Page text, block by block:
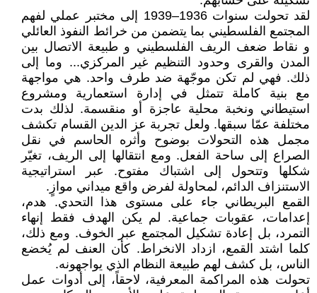
لقد تحولت سنوات 1936–1939 إلى مختبر عملي لفهم
المجتمع الفلسطيني بما يتضمن من خرائط النفوذ العائلي
و نقاط ضعف الريف الفلسطيني و طبيعة الاتصال بين
المدن والقرى وحدود التنظيم غير المركزي... وما إلى
ذلك. فهي لم تكن موجّهة ضد طرف واحد. هي مواجهة
مع بنية كاملة تتمثل في إدارة استعمارية ومشروع
استيطاني ونخبة محلية عاجزة أو منقسمة. لذلك بدت
مختلفة عمّا سبقها. ولعل تجربة عز الدين القسام تكشف
مجمل هذه التحولات بوضوح وأثره الحاسم في نقل
الصراع إلى ساحة الفعل. ومع انتقالها إلى الريف، تغيّر
شكلها وتتحول إلى اشتباك مفتوح. عبر استراتيجية
الاستنزاف الدائم، لمحاولة لفرض واقع ميداني موازٍ.
القمع البريطاني جاء على مستوى هذا التحدي. هدم،
إعدامات، عقوبات جماعية. لم يكن الهدف فقط إنهاء
التمرد، بل إعادة تشكيل المجتمع عبر الخوف. ومع ذلك،
كلما اشتد القمع، ازداد الانخراط. كأن العنف لم يُخضع
الناس، بل كشف لهم طبيعة النظام الذي يواجهونه.
تحولت هذه المراكمة المعرفية، لاحقاً، إلى أدوات عمل